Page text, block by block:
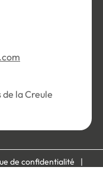
la Creule
de confidentialité